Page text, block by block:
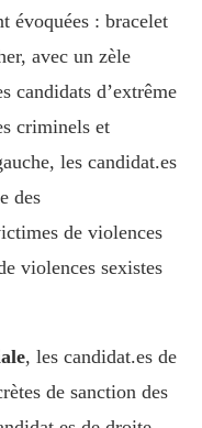
évoquées : bracelet
avec un zèle
candidats d’extrême
criminels et
les candidat.es
des
de violences
violences sexistes
, les candidat.es de
de sanction des